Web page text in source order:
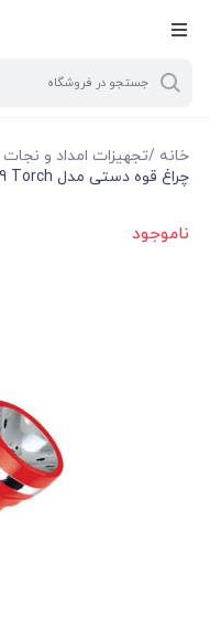
خانه /تجهیزات امداد و نجات
چراغ قوه دستی مدل Hand Flashlight LED-Y969 Torch
ناموجود